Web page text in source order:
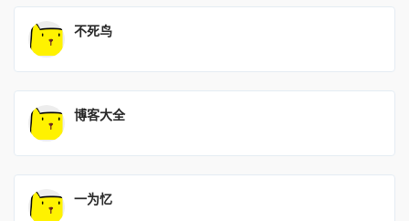
不死鸟
博客大全
一为忆